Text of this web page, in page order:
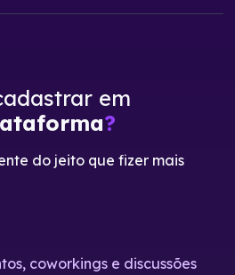
em
?
do jeito que fizer mais
coworkings e discussões